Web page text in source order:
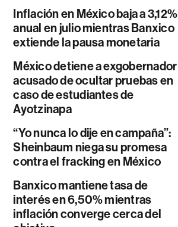
Inflación en México baja a 3,12%
anual en julio mientras Banxico
extiende la pausa monetaria
México detiene a exgobernador
acusado de ocultar pruebas en
caso de estudiantes de
Ayotzinapa
“Yo nunca lo dije en campaña”:
Sheinbaum niega su promesa
contra el fracking en México
Banxico mantiene tasa de
interés en 6,50% mientras
inflación converge cerca del